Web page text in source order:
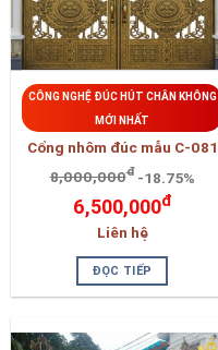
CÔNG NGHỆ ĐÚC HÚT CHÂN KHÔNG
MỚI NHẤT
Cổng nhôm đúc mẫu C-081
8,000,000đ -18.75%
6,500,000đ
Liên hệ
ĐỌC TIẾP